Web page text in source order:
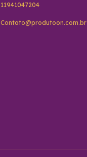
11941047204
Contato@produtoon.com.br